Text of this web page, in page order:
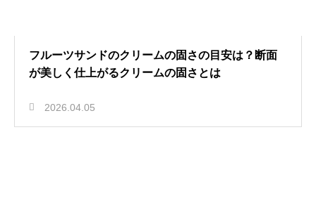
フルーツサンドのクリームの固さの目安は？断面
が美しく仕上がるクリームの固さとは
2026.04.05